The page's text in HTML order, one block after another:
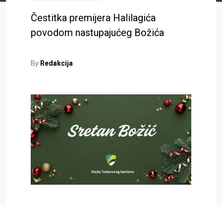
Čestitka premijera Halilagića
povodom nastupajućeg Božića
By Redakcija